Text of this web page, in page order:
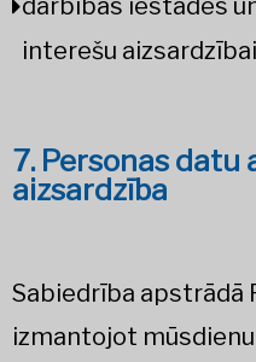
darbības iestādēs
interešu
7. Personas
aizsardzība
Sabiedrība apstrādā
izmantojot